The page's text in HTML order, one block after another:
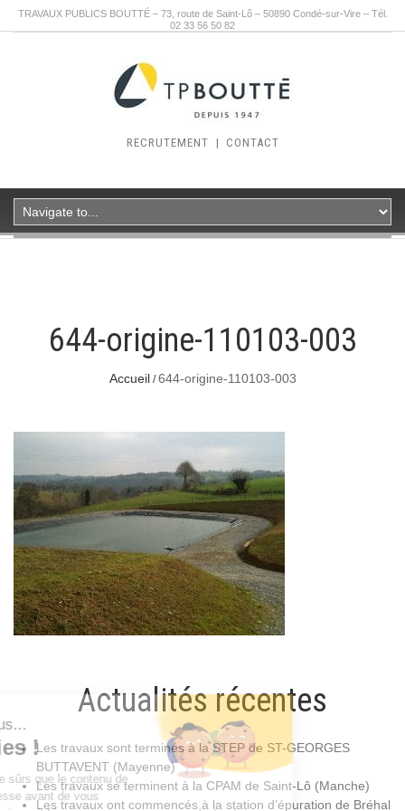
TRAVAUX PUBLICS BOUTTÉ – 73, route de Saint-Lô – 50890 Condé-sur-Vire – Tél.
02 33 56 50 82
RECRUTEMENT | CONTACT
644-origine-110103-003
Accueil 644-origine-110103-003
Actualités récentes
Les travaux sont terminés à la STEP de ST-GEORGES
BUTTAVENT (Mayenne)
Les travaux se terminent à la CPAM de Saint-Lô (Manche)
Les travaux ont commencés à la station d’épuration de Bréhal